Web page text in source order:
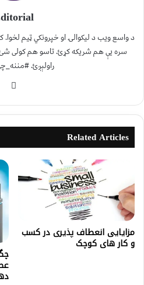
د واسع ویب د لیکوالۍ او خپرونکي ټیم
سره یې هم شریکه کړئ. تاسو هم کولی شئ
راولېږئ.
Related Articles
مزایایی انعطاف پذیری در کسب
و کار های کوچک